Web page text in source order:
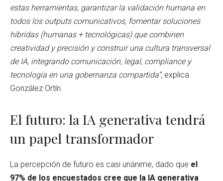
estas herramientas, garantizar la validación humana en
todos los outputs comunicativos, fomentar soluciones
híbridas (humanas + tecnológicas) que combinen
creatividad y precisión y construir una cultura transversal
de IA, integrando comunicación, legal, compliance y
tecnología en una gobernanza compartida”, explica
González Ortín.
El futuro: la IA generativa tendrá
un papel transformador
La percepción de futuro es casi unánime, dado que el
97% de los encuestados cree que la IA generativa